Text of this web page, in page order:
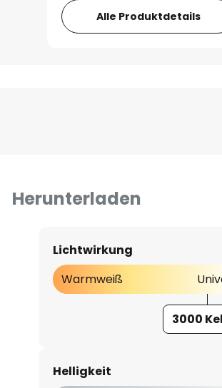
Alle Produktdetails
Herunterladen
Lichtwirkung
Warmweiß
3000
Helligkeit